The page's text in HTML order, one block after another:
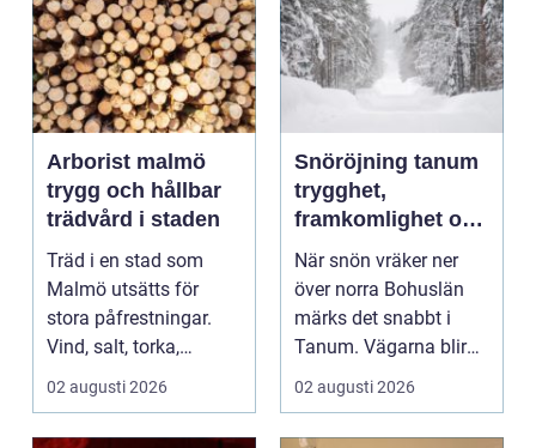
Arborist malmö
trygg och hållbar
trädvård i staden
Träd i en stad som
Malmö utsätts för
stora påfrestningar.
Vind, salt, torka,
markarbeten och
byggpro...
02 augusti 2026
Snöröjning tanum
trygghet,
framkomlighet och
mindre stress i
vintern
När snön vräker ner
över norra Bohuslän
märks det snabbt i
Tanum. Vägarna blir
smalare, parkeringar ...
02 augusti 2026